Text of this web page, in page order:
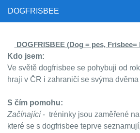
DOGFRISBEE
DOGFRISBEE (Dog = pes,
Kdo jsem:
Ve světě dogfrisbee se pohybuji od
hraji v ČR i zahraničí se svýma
S čím pomohu:
Začínající- tréninky jsou zaměřené
které se s dogfrisbee teprve